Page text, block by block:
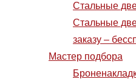
Стальные
Стальные
заказу –
Мастер подбора